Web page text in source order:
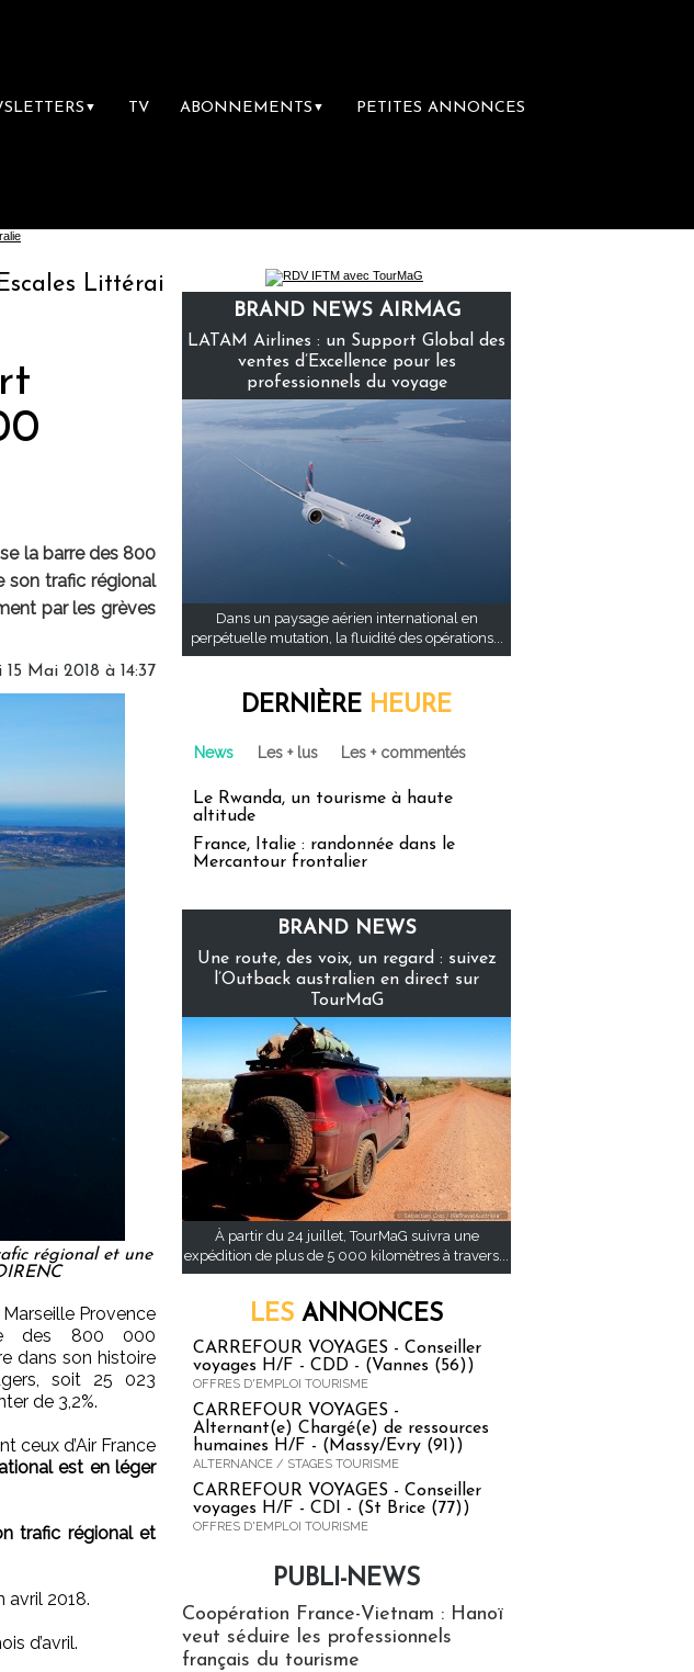
▼ TV ABONNEMENTS ▼ PETITES ANNONCES
la première librairie du voyage
la barre des 800
son trafic régional
par les grèves
Mai 2018 à 14:37
régional et une
Marseille Provence
des 800 000
dans son histoire
soit 25 023
de 3,2%.
ceux d’Air France
est en léger
trafic régional et
2018.
d’avril.
BRAND NEWS AIRMAG
LATAM Airlines : un Support Global des
ventes d’Excellence pour les
professionnels du voyage
Dans un paysage aérien international en
perpétuelle mutation, la fluidité des opérations...
DERNIÈRE HEURE
News Les + lus Les + commentés
Le Rwanda, un tourisme à haute
altitude
France, Italie : randonnée dans le
Mercantour frontalier
BRAND NEWS
Une route, des voix, un regard : suivez
l’Outback australien en direct sur
TourMaG
À partir du 24 juillet, TourMaG suivra une
expédition de plus de 5 000 kilomètres à travers...
LES ANNONCES
CARREFOUR VOYAGES - Conseiller
voyages H/F - CDD - (Vannes (56))
OFFRES D'EMPLOI TOURISME
CARREFOUR VOYAGES -
Alternant(e) Chargé(e) de ressources
humaines H/F - (Massy/Evry (91))
ALTERNANCE / STAGES TOURISME
CARREFOUR VOYAGES - Conseiller
voyages H/F - CDI - (St Brice (77))
OFFRES D'EMPLOI TOURISME
PUBLI-NEWS
Coopération France-Vietnam : Hanoï
veut séduire les professionnels
français du tourisme